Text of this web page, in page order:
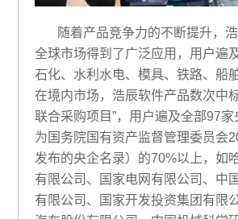
随着产品竞争力的不断提升，
全球市场得到了广泛应用，用户遍
石化、水利水电、模具、铁路、船
在境内市场，浩辰软件产品数次中
联合采购项目”，用户遍及全部97
为国务院国有资产监督管理委员会
发布的央企名录）的70%以上，如
有限公司、国家电网有限公司、中
有限公司、国家开发投资集团有限